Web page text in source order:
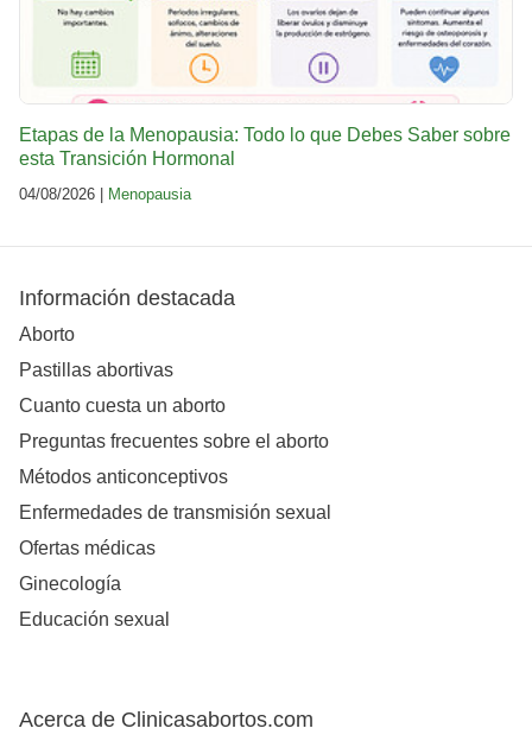
Etapas de la Menopausia: Todo lo que Debes Saber sobre
esta Transición Hormonal
04/08/2026 | Menopausia
Información destacada
Aborto
Pastillas abortivas
Cuanto cuesta un aborto
Preguntas frecuentes sobre el aborto
Métodos anticonceptivos
Enfermedades de transmisión sexual
Ofertas médicas
Ginecología
Educación sexual
Acerca de Clinicasabortos.com